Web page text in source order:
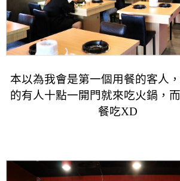
本以為我會是第一個用餐的客人
的有人十點一開門就來吃火鍋，
餐吃XD